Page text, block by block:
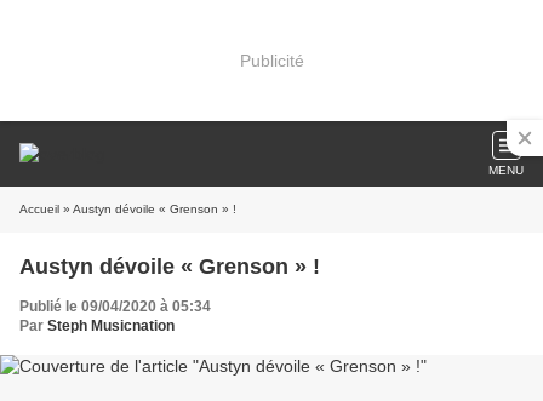
Publicité
MENU
Accueil » Austyn dévoile « Grenson » !
Austyn dévoile « Grenson » !
Publié le 09/04/2020 à 05:34
Par Steph Musicnation